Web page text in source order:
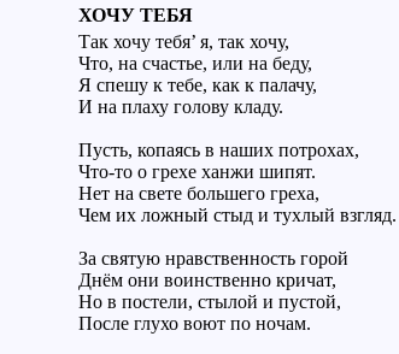
ХОЧУ ТЕБЯ
Так хочу тебя’ я, так хочу,
Что, на счастье, или на беду,
Я спешу к тебе, как к палачу,
И на плаху голову кладу.
Пусть, копаясь в наших потрохах,
Что-то о грехе ханжи шипят.
Нет на свете большего греха,
Чем их ложный стыд и тухлый взгляд.
За святую нравственность горой
Днём они воинственно кричат,
Но в постели, стылой и пустой,
После глухо воют по ночам.